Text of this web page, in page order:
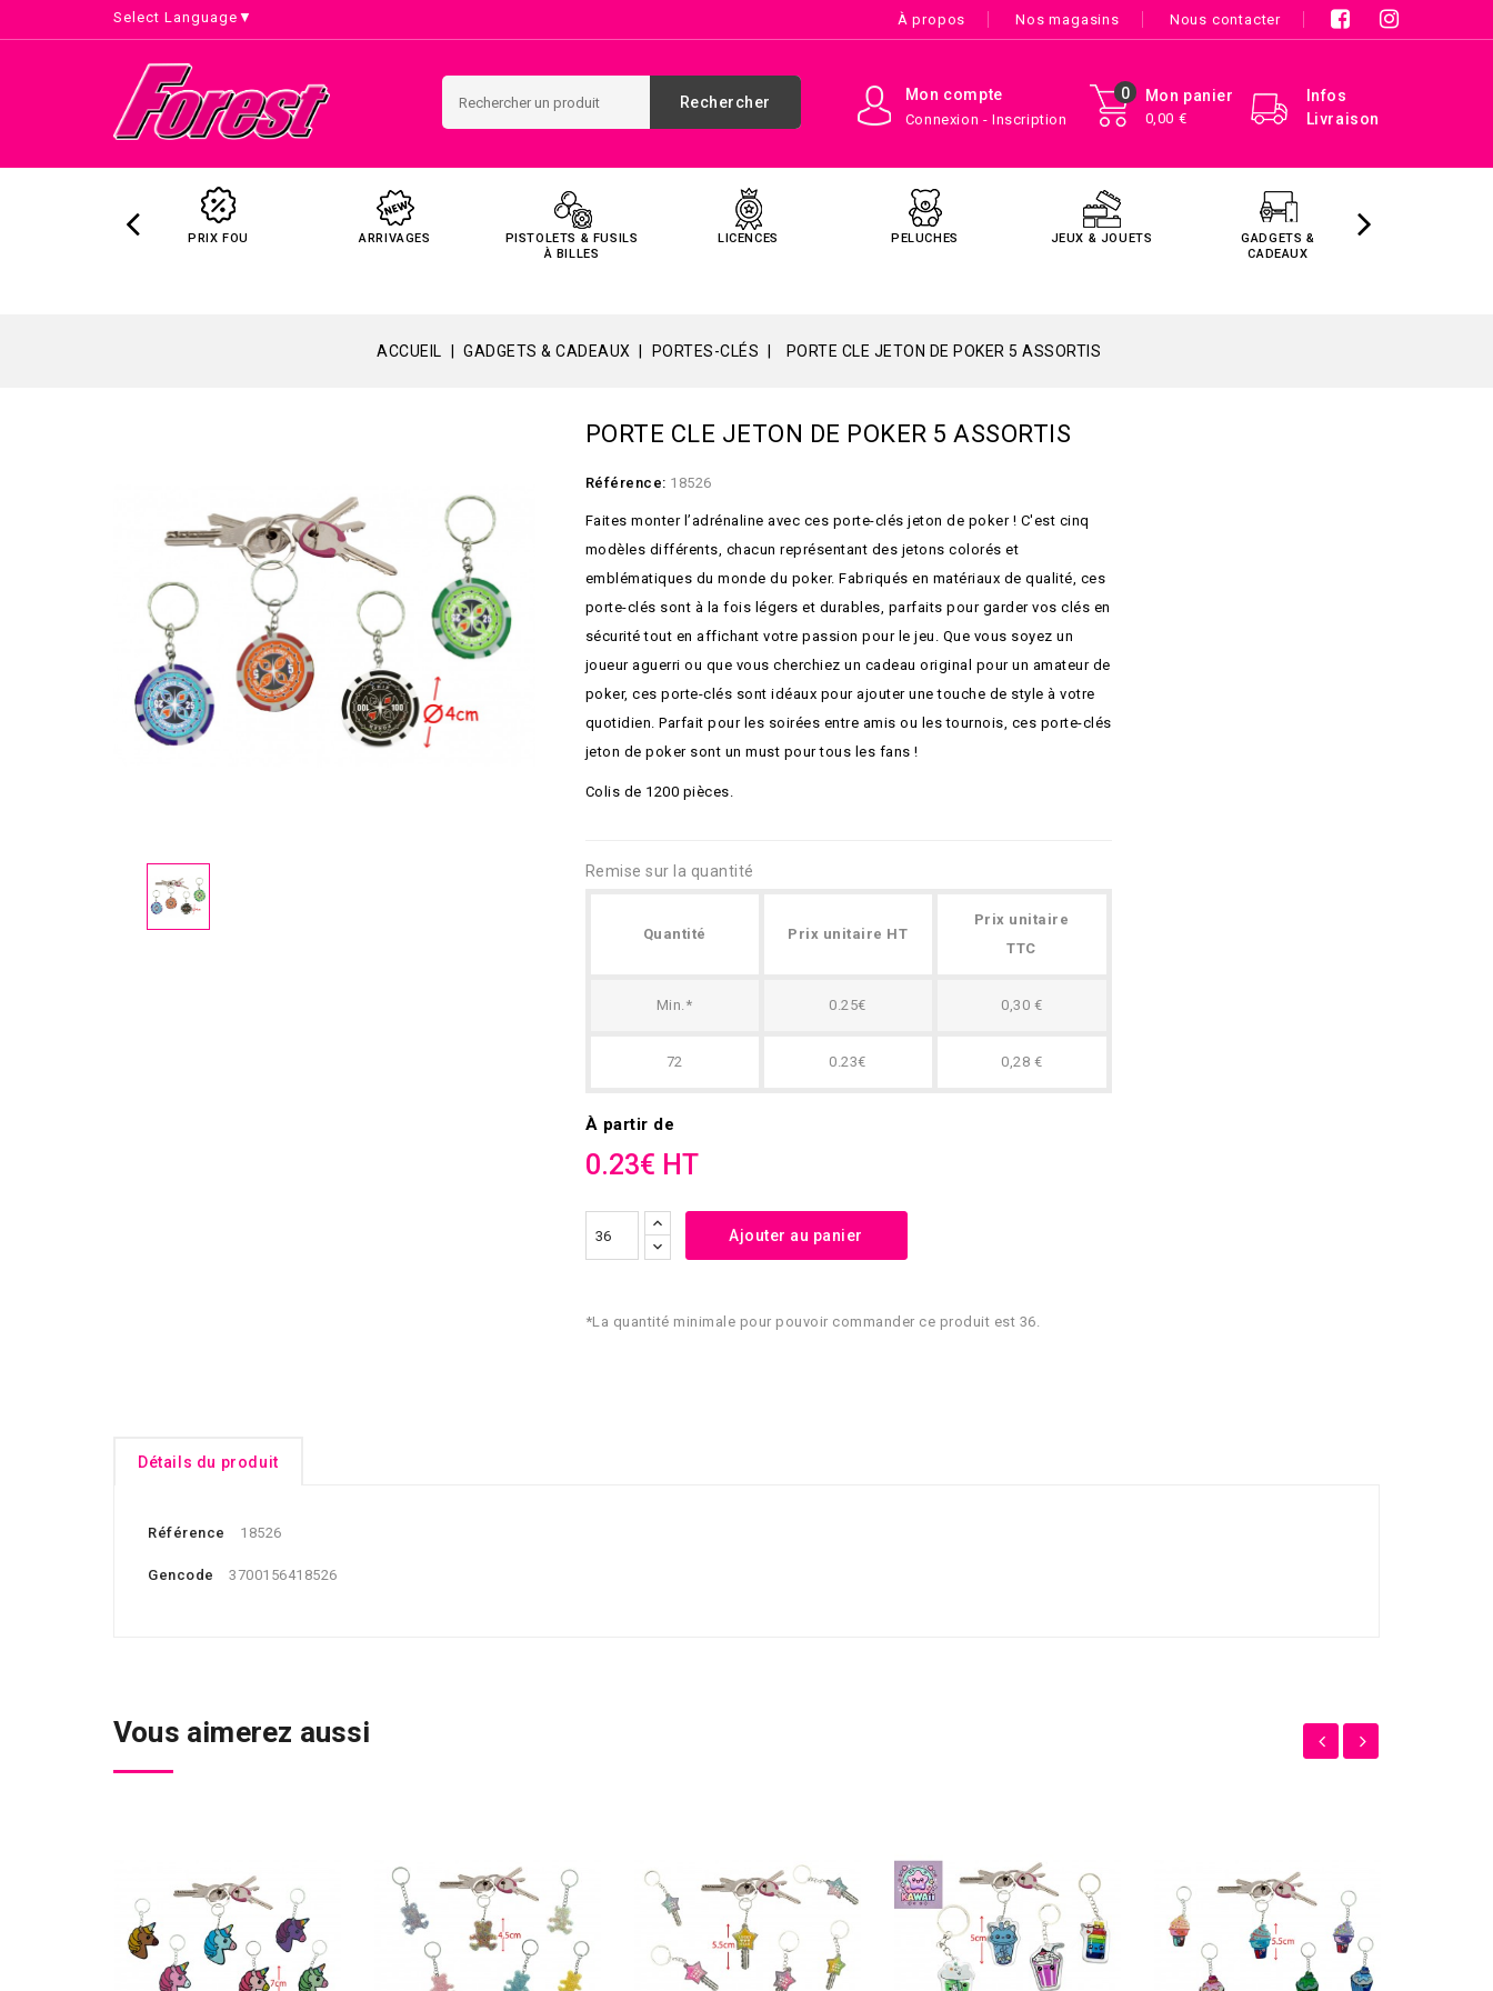
Select Language ▼ À propos Nos magasins Nous contacter
Infos
Livraison
Mon panier
0,00 €
0
Mon compte
Connexion - Inscription
Rechercher
PRIX FOU ARRIVAGES
PISTOLETS & FUSILS
À BILLES
LICENCES PELUCHES JEUX & JOUETS
GADGETS &
CADEAUX
ACCUEIL GADGETS & CADEAUX PORTES-CLÉS PORTE CLE JETON DE POKER 5 ASSORTIS
PORTE CLE JETON DE POKER 5 ASSORTIS
Référence: 18526
Faites monter l’adrénaline avec ces porte-clés jeton de poker ! C'est cinq
modèles différents, chacun représentant des jetons colorés et
emblématiques du monde du poker. Fabriqués en matériaux de qualité, ces
porte-clés sont à la fois légers et durables, parfaits pour garder vos clés en
sécurité tout en affichant votre passion pour le jeu. Que vous soyez un
joueur aguerri ou que vous cherchiez un cadeau original pour un amateur de
poker, ces porte-clés sont idéaux pour ajouter une touche de style à votre
quotidien. Parfait pour les soirées entre amis ou les tournois, ces porte-clés
jeton de poker sont un must pour tous les fans !
Colis de 1200 pièces.
Remise sur la quantité
Quantité Prix unitaire HT
Prix unitaire
TTC
Min.* 0.25€ 0,30 €
72 0.23€ 0,28 €
À partir de
0.23€ HT
Ajouter au panier
*La quantité minimale pour pouvoir commander ce produit est 36.
Détails du produit
Référence 18526
Gencode 3700156418526
Vous aimerez aussi